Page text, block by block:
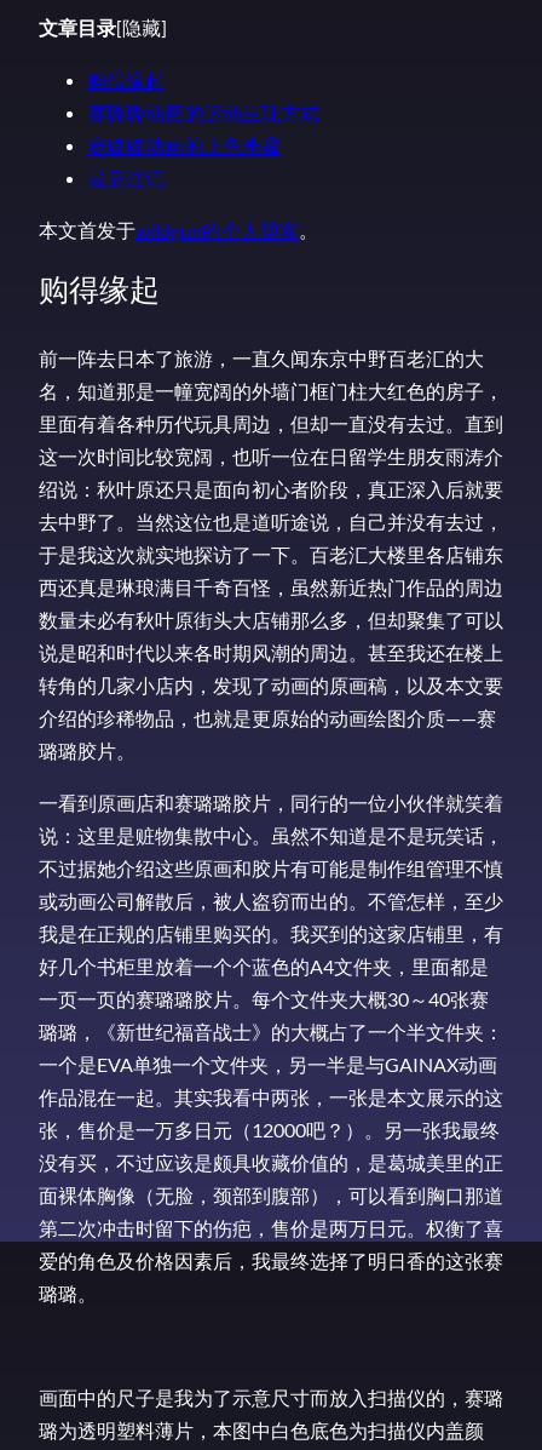
文章目录[隐藏]
购得缘起
赛璐璐动画的运动呈现方式
赛璐璐动画的上色步骤
最后注记
本文首发于wildgun的个人博客。
购得缘起
前一阵去日本了旅游，一直久闻东京中野百老汇的大
名，知道那是一幢宽阔的外墙门框门柱大红色的房子，
里面有着各种历代玩具周边，但却一直没有去过。直到
这一次时间比较宽阔，也听一位在日留学生朋友雨涛介
绍说：秋叶原还只是面向初心者阶段，真正深入后就要
去中野了。当然这位也是道听途说，自己并没有去过，
于是我这次就实地探访了一下。百老汇大楼里各店铺东
西还真是琳琅满目千奇百怪，虽然新近热门作品的周边
数量未必有秋叶原街头大店铺那么多，但却聚集了可以
说是昭和时代以来各时期风潮的周边。甚至我还在楼上
转角的几家小店内，发现了动画的原画稿，以及本文要
介绍的珍稀物品，也就是更原始的动画绘图介质——赛
璐璐胶片。
一看到原画店和赛璐璐胶片，同行的一位小伙伴就笑着
说：这里是赃物集散中心。虽然不知道是不是玩笑话，
不过据她介绍这些原画和胶片有可能是制作组管理不慎
或动画公司解散后，被人盗窃而出的。不管怎样，至少
我是在正规的店铺里购买的。我买到的这家店铺里，有
好几个书柜里放着一个个蓝色的A4文件夹，里面都是
一页一页的赛璐璐胶片。每个文件夹大概30～40张赛
璐璐，《新世纪福音战士》的大概占了一个半文件夹：
一个是EVA单独一个文件夹，另一半是与GAINAX动画
作品混在一起。其实我看中两张，一张是本文展示的这
张，售价是一万多日元（12000吧？）。另一张我最终
没有买，不过应该是颇具收藏价值的，是葛城美里的正
面裸体胸像（无脸，颈部到腹部），可以看到胸口那道
第二次冲击时留下的伤疤，售价是两万日元。权衡了喜
爱的角色及价格因素后，我最终选择了明日香的这张赛
璐璐。
画面中的尺子是我为了示意尺寸而放入扫描仪的，赛璐
璐为透明塑料薄片，本图中白色底色为扫描仪内盖颜